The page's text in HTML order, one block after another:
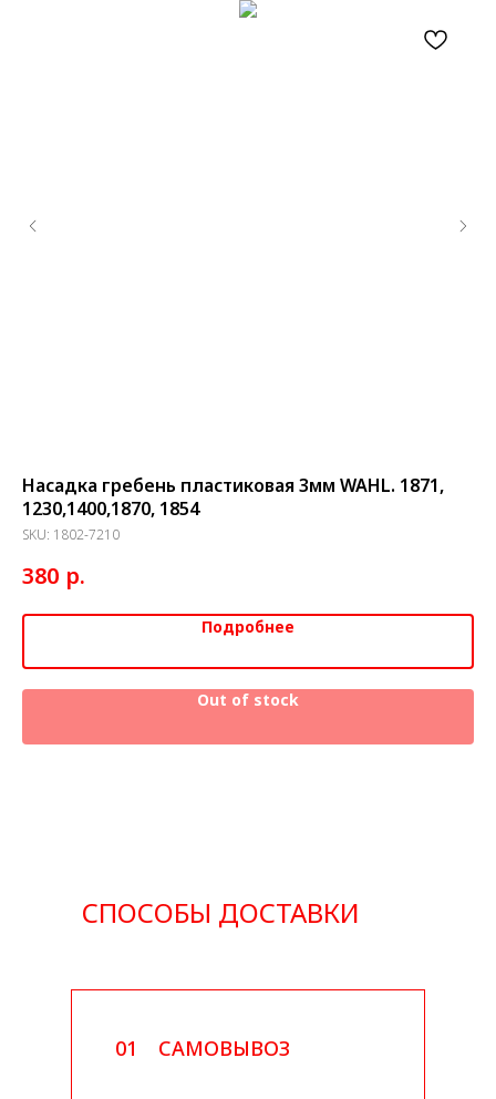
Насадка гребень пластиковая 3мм WAHL. 1871,
1230,1400,1870, 1854
SKU: 1802-7210
380 р.
Подробнее
Out of stock
СПОСОБЫ ДОСТАВКИ
САМОВЫВОЗ
01